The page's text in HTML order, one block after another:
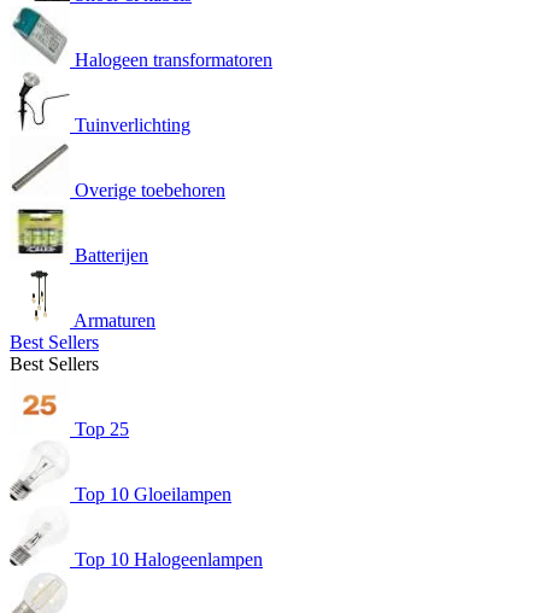
Halogeen transformatoren
Tuinverlichting
Overige toebehoren
Batterijen
Armaturen
Best Sellers
Best Sellers
Top 25
Top 10 Gloeilampen
Top 10 Halogeenlampen